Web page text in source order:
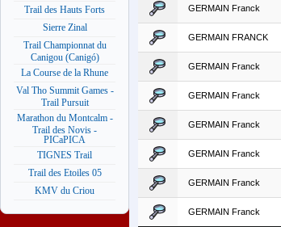
Trail des Hauts Forts
Sierre Zinal
Trail Championnat du
Canigou (Canigó)
La Course de la Rhune
Val Tho Summit Games -
Trail Pursuit
Marathon du Montcalm -
Trail des Novis -
PICaPICA
TIGNES Trail
Trail des Etoiles 05
KMV du Criou
GERMAIN Franck
GERMAIN FRANCK
GERMAIN Franck
GERMAIN Franck
GERMAIN Franck
GERMAIN Franck
GERMAIN Franck
GERMAIN Franck